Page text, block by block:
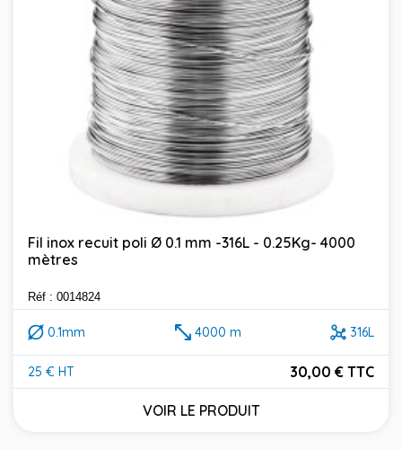
Fil inox recuit poli Ø 0.1 mm -316L - 0.25Kg- 4000
mètres
Réf : 0014824
0.1mm 4000 m 316L
25 € HT
Prix
30,00 € TTC
VOIR LE PRODUIT